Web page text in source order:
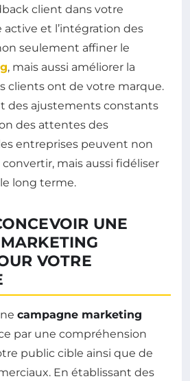
client dans votre
active et l’intégration des
seulement affiner le
, mais aussi améliorer la
clients ont de votre marque.
des ajustements constants
des attentes des
entreprises peuvent non
mais aussi fidéliser
long terme.
UNE
VOTRE
campagne marketing
par une compréhension
public cible ainsi que de
En établissant des